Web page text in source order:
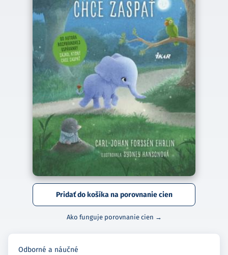
Pridať do košíka na porovnanie cien
Ako funguje porovnanie cien →
Odborné a náučné